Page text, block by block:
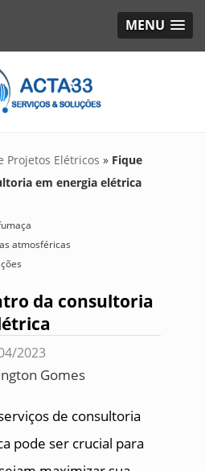
MENU
Projetos Elétricos » Fique
em energia elétrica
atmosféricas
da consultoria
2023
Gomes
de consultoria
pode ser crucial para